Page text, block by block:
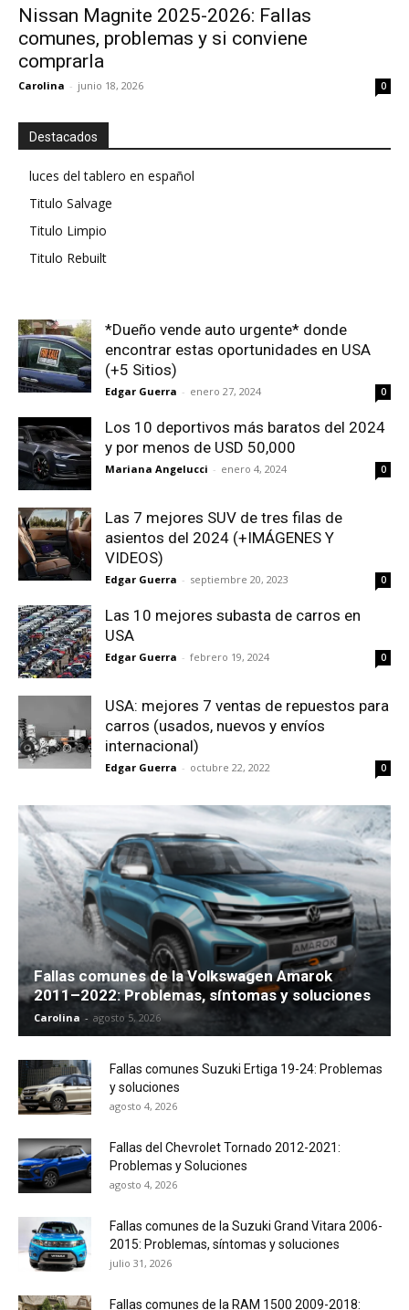
Nissan Magnite 2025-2026: Fallas
comunes, problemas y si conviene
comprarla
Carolina - junio 18, 2026 0
Destacados
luces del tablero en español
Titulo Salvage
Titulo Limpio
Titulo Rebuilt
*Dueño vende auto urgente* donde
encontrar estas oportunidades en USA
(+5 Sitios)
Edgar Guerra - enero 27, 2024 0
Los 10 deportivos más baratos del 2024
y por menos de USD 50,000
Mariana Angelucci - enero 4, 2024 0
Las 7 mejores SUV de tres filas de
asientos del 2024 (+IMÁGENES Y
VIDEOS)
Edgar Guerra - septiembre 20, 2023 0
Las 10 mejores subasta de carros en
USA
Edgar Guerra - febrero 19, 2024 0
USA: mejores 7 ventas de repuestos para
carros (usados, nuevos y envíos
internacional)
Edgar Guerra - octubre 22, 2022 0
Fallas comunes de la Volkswagen Amarok
2011–2022: Problemas, síntomas y soluciones
Carolina - agosto 5, 2026
Fallas comunes Suzuki Ertiga 19-24: Problemas
y soluciones
agosto 4, 2026
Fallas del Chevrolet Tornado 2012-2021:
Problemas y Soluciones
agosto 4, 2026
Fallas comunes de la Suzuki Grand Vitara 2006-
2015: Problemas, síntomas y soluciones
julio 31, 2026
Fallas comunes de la RAM 1500 2009-2018: